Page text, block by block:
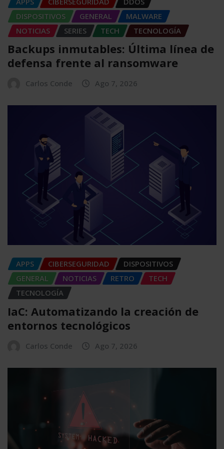
DISPOSITIVOS
GENERAL
MALWARE
NOTICIAS
SERIES TECH TECNOLOGÍA
Backups inmutables: Última línea de
defensa frente al ransomware
Carlos Conde Ago 7, 2026
APPS CIBERSEGURIDAD
DISPOSITIVOS
GENERAL
NOTICIAS RETRO
TECH
TECNOLOGÍA
IaC: Automatizando la creación de
entornos tecnológicos
Carlos Conde Ago 7, 2026